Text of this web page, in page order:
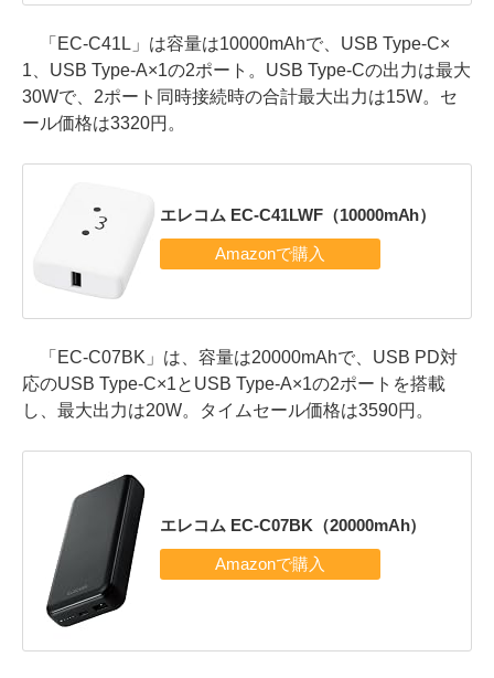
「EC-C41L」は容量は10000mAhで、USB Type-C×
1、USB Type-A×1の2ポート。USB Type-Cの出力は最大
30Wで、2ポート同時接続時の合計最大出力は15W。セ
ール価格は3320円。
エレコム EC-C41LWF（10000mAh）
「EC-C07BK」は、容量は20000mAhで、USB PD対
応のUSB Type-C×1とUSB Type-A×1の2ポートを搭載
し、最大出力は20W。タイムセール価格は3590円。
エレコム EC-C07BK（20000mAh）